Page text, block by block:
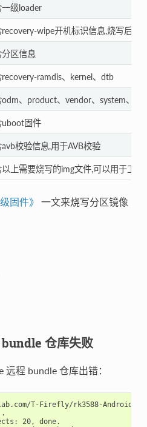
级loader
wipe开机标识信息,烧写后会
区信息
ramdis、kernel、dtb
、product、vendor、system、
uboot固件
校验信息,用于AVB校验
上需要烧写的img文件,可以用于工
固件》
一文来烧写分区镜像
仓库失败
远程 bundle 仓库出错：
T-Firefly/rk3588-
20, done.